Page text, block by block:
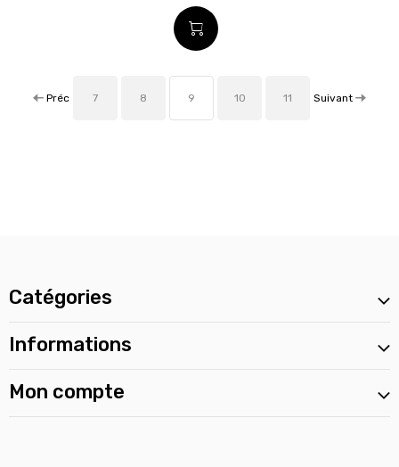
Préc 7 8 9 10 11 Suivant
Catégories
Informations
Mon compte